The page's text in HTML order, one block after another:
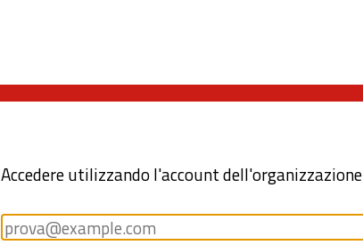
Accedere utilizzando l'account dell'organizzazione